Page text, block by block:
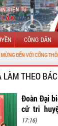
CÔNG DÂN
THÔNG TIN ĐIỆN
LÀM THEO BÁC
Đoàn Đại
cử tri
17:16)